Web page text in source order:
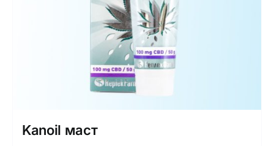
Kanoil маст